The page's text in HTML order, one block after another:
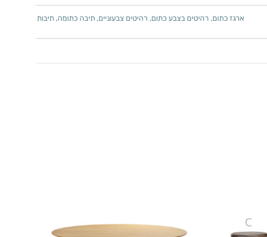
ארגז כתום, רהיטים בצבע כתום, רהיטים צבעוניים, תיבה כתומה, תיבות